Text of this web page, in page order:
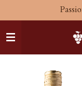
til
hovedindhold